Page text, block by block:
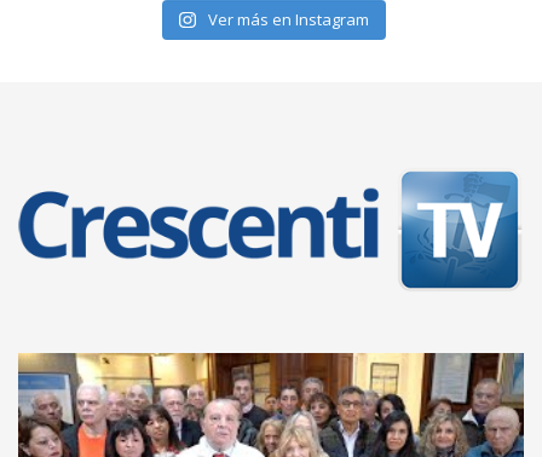
Ver más en Instagram